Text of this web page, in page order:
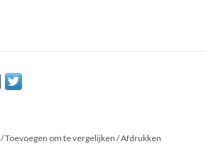
/Toevoegen om te vergelijken /Afdrukken